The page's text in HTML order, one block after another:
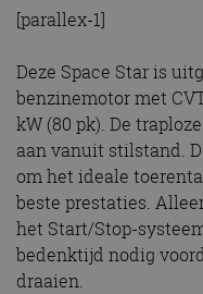
[parallex-1]
Deze Space Star is
benzinemotor met
kW (80 pk). De
aan vanuit stilstand.
om het ideale
beste prestaties.
het Start/Stop-
bedenktijd nodig
draaien.